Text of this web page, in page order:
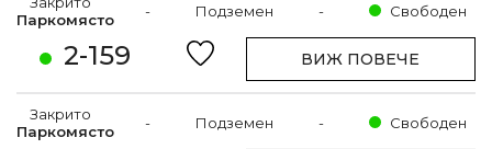
2-159
Паркомясто
- Подземен - Свободен
ВИЖ ПОВЕЧЕ
Закрито
Паркомясто
- Подземен - Свободен